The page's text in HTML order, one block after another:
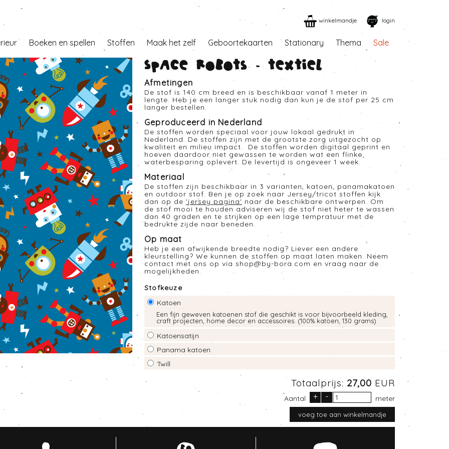
winkelmandje login
Boeken en spellen Stoffen Maak het zelf Geboortekaarten Stationary Thema Sale
Space Robots - Textiel
Afmetingen
De stof is 140 cm breed en is beschikbaar vanaf 1 meter in
lengte. Heb je een langer stuk nodig dan kun je de stof per 25 cm
langer bestellen.
Geproduceerd in Nederland
De stoffen worden speciaal voor jouw lokaal gedrukt in
Nederland. De stoffen zijn met de grootste zorg uitgezocht op
kwaliteit en milieu impact. De stoffen worden digitaal geprint en
hoeven daardoor niet gewassen te worden wat een flinke
waterbesparing oplevert. De levertijd is ongeveer 1 week.
Materiaal
De stoffen zijn beschikbaar in 3 varianten, katoen, panamakatoen
en outdoor stof. Ben je op zoek naar Jersey/tricot stoffen kijk
dan op de 'jersey pagina' naar de beschikbare ontwerpen. Om
de stof mooi te houden adviseren wij de stof niet heter te wassen
dan 40 graden en te strijken op een lage tempratuur met de
bedrukte zijde naar beneden.
Op maat
Heb je een afwijkende breedte nodig? Liever een andere
kleurstelling? We kunnen de stoffen op maat laten maken. Neem
contact met ons op via shop@by-bora.com en vraag naar de
mogelijkheden.
Stofkeuze
Katoen
Een fijn geweven katoenen stof die geschikt is voor bijvoorbeeld kleding,
craft projecten, home decor en accessoires. (100% katoen, 130 grams)
Katoensatijn
Panama katoen
Twill
Totaalprijs: 27,00 EUR
Aantal + - meter